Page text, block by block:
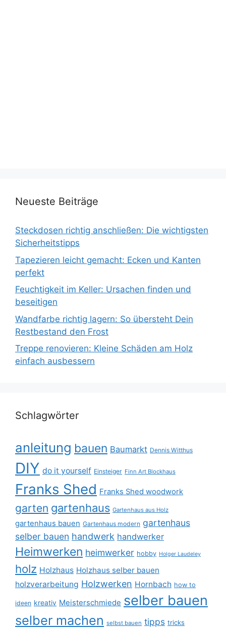
Neueste Beiträge
Steckdosen richtig anschließen: Die wichtigsten
Sicherheitstipps
Tapezieren leicht gemacht: Ecken und Kanten
perfekt
Feuchtigkeit im Keller: Ursachen finden und
beseitigen
Wandfarbe richtig lagern: So übersteht Dein
Restbestand den Frost
Treppe renovieren: Kleine Schäden am Holz
einfach ausbessern
Schlagwörter
anleitung bauen Baumarkt Dennis Witthus
DIY do it yourself Einsteiger Finn Art Blockhaus
Franks Shed Franks Shed woodwork
garten gartenhaus Gartenhaus aus Holz
gartenhaus bauen Gartenhaus modern gartenhaus
selber bauen handwerk handwerker
Heimwerken heimwerker hobby Holger Laudeley
holz Holzhaus Holzhaus selber bauen
holzverarbeitung Holzwerken Hornbach how to
ideen kreativ Meisterschmiede selber bauen
selber machen selbst bauen tipps tricks